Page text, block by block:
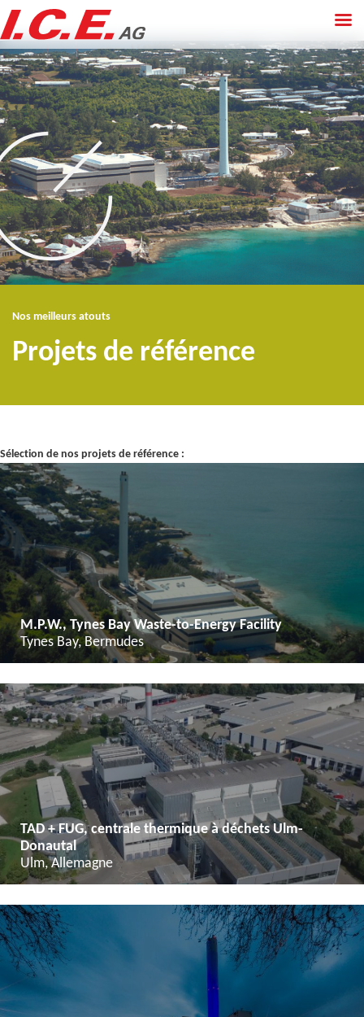
Aller
au
contenu
Nos meilleurs atouts
Projets de référence
Sélection de nos projets de référence :
M.P.W., Tynes Bay Waste-to-Energy Facility
Tynes Bay, Bermudes
TAD + FUG, centrale thermique à déchets Ulm-
Donautal
Ulm, Allemagne